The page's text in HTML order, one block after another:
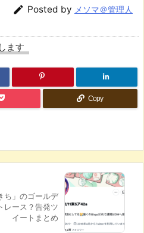
 Posted by メソマ＠管理人
ます
Copy
ち」のゴールデ
レース？告発ツ
イートまとめ